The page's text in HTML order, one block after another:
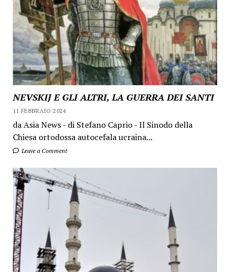
NEVSKIJ E GLI ALTRI, LA GUERRA DEI SANTI
11 FEBBRAIO 2024
da Asia News - di Stefano Caprio - Il Sinodo della
Chiesa ortodossa autocefala ucraina...
Leave a Comment